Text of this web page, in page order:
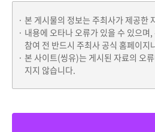
본 게시물의 정보는 주최사가 제공한
내용에 오타나 오류가 있을 수 있으
참여 전 반드시 주최사 공식 홈페이
본 사이트(씽유)는 게시된 자료의 오
지지 않습니다.